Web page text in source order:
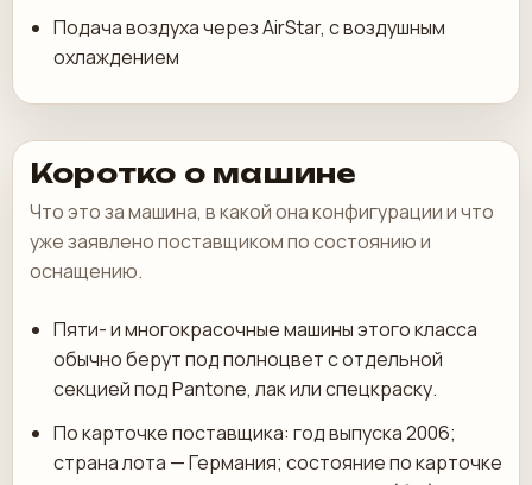
Подача воздуха через AirStar, с воздушным
охлаждением
Коротко о машине
Что это за машина, в какой она конфигурации и что
уже заявлено поставщиком по состоянию и
оснащению.
Пяти- и многокрасочные машины этого класса
обычно берут под полноцвет с отдельной
секцией под Pantone, лак или спецкраску.
По карточке поставщика: год выпуска 2006;
страна лота — Германия; состояние по карточке